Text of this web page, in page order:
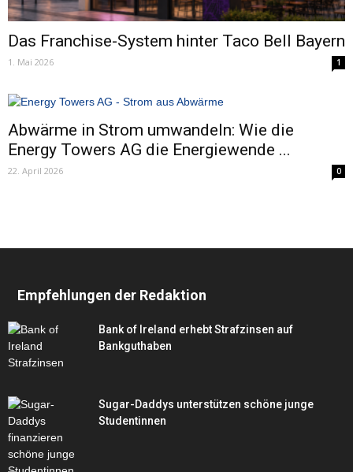
Das Franchise-System hinter Taco Bell Bayern
1. Mai 2026 1
Abwärme in Strom umwandeln: Wie die
Energy Towers AG die Energiewende ...
22. April 2026 0
Empfehlungen der Redaktion
Bank of Ireland erhebt Strafzinsen auf
Bankguthaben
Sugar-Daddys unterstützen schöne junge
Studentinnen